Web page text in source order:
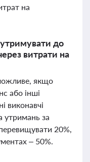
на
до
витрати на
якщо
або інші
виконавчі
утримань за
20%,
– 50%.